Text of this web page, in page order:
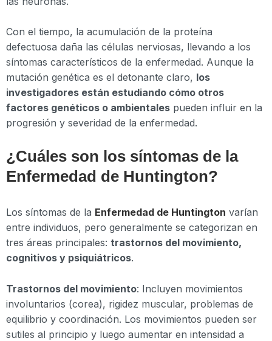
Con el tiempo, la acumulación de la proteína
defectuosa daña las células nerviosas, llevando a los
síntomas característicos de la enfermedad. Aunque la
mutación genética es el detonante claro, los
investigadores están estudiando cómo otros
factores genéticos o ambientales pueden influir en la
progresión y severidad de la enfermedad.
¿Cuáles son los síntomas de la
Enfermedad de Huntington?
Los síntomas de la Enfermedad de Huntington varían
entre individuos, pero generalmente se categorizan en
tres áreas principales: trastornos del movimiento,
cognitivos y psiquiátricos.
Trastornos del movimiento: Incluyen movimientos
involuntarios (corea), rigidez muscular, problemas de
equilibrio y coordinación. Los movimientos pueden ser
sutiles al principio y luego aumentar en intensidad a